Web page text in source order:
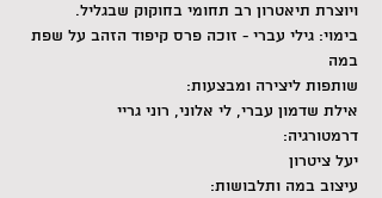
ויוצרת תיאטרון רב תחומי בחוקוק שבגליל.
בימוי: גילי עברי - זוכה פרס קיפוד הזהב על שפת
במה
שותפות ליצירה ומבצעות:
אילת שדמון עברי, לי אלוני, רוני גריי
דרמטורגיה:
יעל ציטרון
עיצוב במה ותלבושות: